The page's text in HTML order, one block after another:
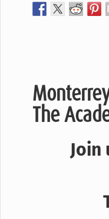
The
Join